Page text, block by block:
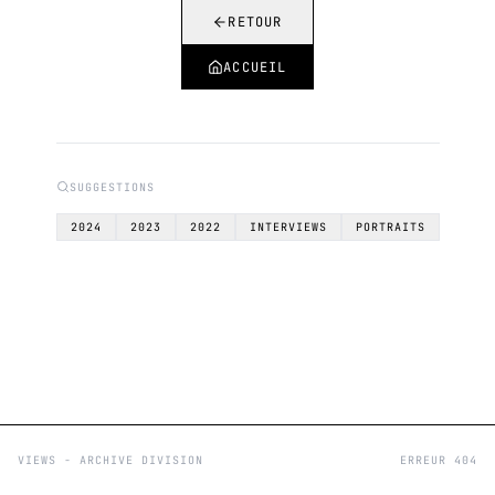
RETOUR
ACCUEIL
SUGGESTIONS
2024 2023 2022 INTERVIEWS PORTRAITS
VIEWS - ARCHIVE DIVISION ERREUR 404